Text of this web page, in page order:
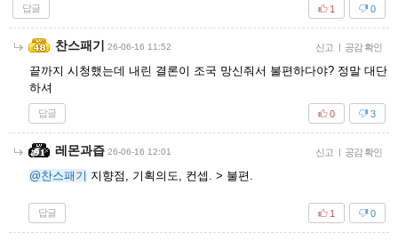
답글 0
1
찬스패기 26-06-16 11:52 신고 | 공감 확인
끝까지 시청했는데 내린 결론이 조국 망신줘서 불편하다야? 정말 대단
하셔
답글 3
0
레몬과즙 26-06-16 12:01 신고 | 공감 확인
@찬스패기 지향점, 기획의도, 컨셉. > 불편.
답글 0
1